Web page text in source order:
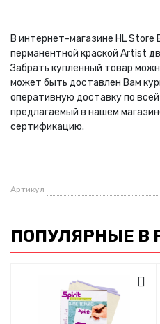
В интернет-магазине HL
перманентной краской Artist
Забрать купленный товар
может быть доставлен Вам
оперативную доставку по
предлагаемый в нашем
сертификацию.
Артикул
ПОПУЛЯРНЫЕ В